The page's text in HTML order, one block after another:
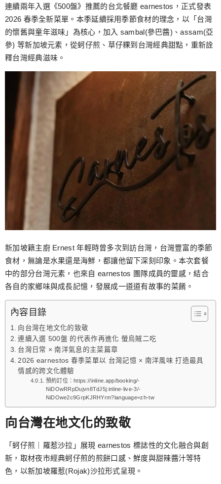
跳
至
主
要
內
容
連續兩年入選《500盤》推薦的台北餐廳 earnestos，正式發表
2026 春季全新菜單。本季延續採用季節食材的理念，以「台灣
的懷舊與童年滋味」為核心，加入 sambal(參巴醬)、assam(亞
參) 等新加坡元素，從蚵仔煎、草仔粿到台灣經典甜點，重新詮
釋台灣經典滋味。
新加坡籍主廚 Ernest 年輕時曾多次到訪台灣，台灣豐富的季節
食材，無論是水果還是海鮮，都讓他留下深刻印象。本次套餐
中的部分台灣元素，也來自 earnestos 團隊成員的靈感，結合
各自的家鄉味與成長記憶，發展成一道道有故事的菜餚。
內容目錄
向台灣在地文化的致敬
連續入選 500盤 的代表作再進化 螢烏賊二吃
台灣日常 × 南洋氣息的主菜篇章
2026 earnestos 春季菜單以 台灣記憶 × 南洋風味 打造最具
情感的跨文化體驗
預約訂位：https://inline.app/booking/-
NiDOwRRpDujvn8TdJ5j:inline-live-3/-
NiDOwe2c9GrpKJRHYrm?language=zh-tw
向台灣在地文化的致敬
「蚵仔煎｜羅惹沙拉」展現 earnestos 標誌性的文化融合與創
新，取材夜市經典蚵仔煎的煎餅口感、鮮度與甜辣醬汁等特
色，以新加坡羅惹(Rojak)沙拉形式呈現。